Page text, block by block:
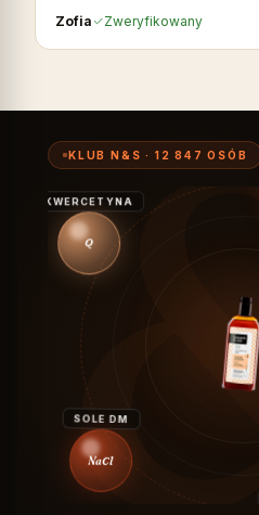
Zofia Zweryfikowany
KLUB N&S · 12 847 OSÓB
SOLE DM
NaCl
KWERCETYNA
Q